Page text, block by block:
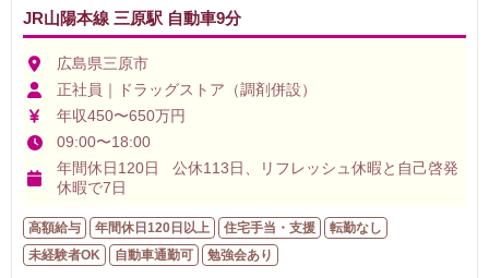
JR山陽本線 三原駅 自動車9分
広島県三原市
正社員｜ドラッグストア（調剤併設）
年収450〜650万円
09:00〜18:00
年間休日120日 公休113日、リフレッシュ休暇と自己啓発
休暇で7日
高額給与 年間休日120日以上 住宅手当・支援
転勤なし
未経験者OK
自動車通勤可 勉強会あり